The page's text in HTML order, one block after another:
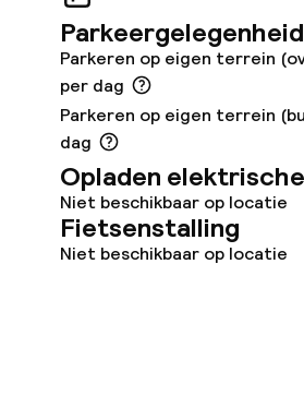
Parkeergelegenheid
Parkeren op eigen terrein
per dag
Parkeren op eigen terrein
dag
Opladen
Niet beschikbaar op locatie
Fietsenstalling
Niet beschikbaar op locatie